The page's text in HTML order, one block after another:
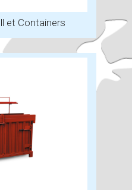
et Containers